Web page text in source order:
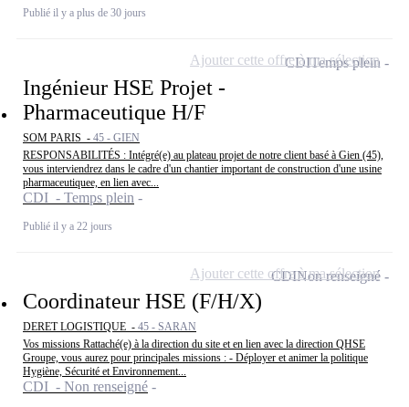
Publié il y a plus de 30 jours
Ingénieur HSE Projet -
Pharmaceutique H/F
SOM PARIS - 45 - GIEN
RESPONSABILITÉS : Intégré(e) au plateau projet de notre client basé à Gien (45),
vous interviendrez dans le cadre d'un chantier important de construction d'une usine
pharmaceutiquee, en lien avec...
CDI - Temps plein
Publié il y a 22 jours
CDITemps plein
Ajouter cette offre à ma sélection
Coordinateur HSE (F/H/X)
DERET LOGISTIQUE - 45 - SARAN
Vos missions Rattaché(e) à la direction du site et en lien avec la direction QHSE
Groupe, vous aurez pour principales missions : - Déployer et animer la politique
Hygiène, Sécurité et Environnement...
CDI - Non renseigné
CDINon renseigné
Ajouter cette offre à ma sélection